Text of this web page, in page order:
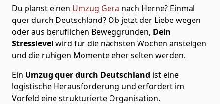
Du planst einen Umzug Gera nach Herne? Einmal
quer durch Deutschland? Ob jetzt der Liebe wegen
oder aus beruflichen Beweggründen, Dein
Stresslevel wird für die nächsten Wochen ansteigen
und die ruhigen Momente eher selten werden.
Ein Umzug quer durch Deutschland ist eine
logistische Herausforderung und erfordert im
Vorfeld eine strukturierte Organisation.